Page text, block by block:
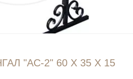
"АС-2" 60 Х 35 Х 15